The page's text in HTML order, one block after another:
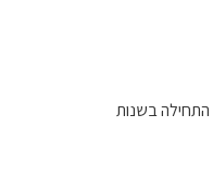
התחילה בשנות